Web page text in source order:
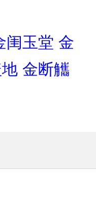
闺玉堂 金
金断觿